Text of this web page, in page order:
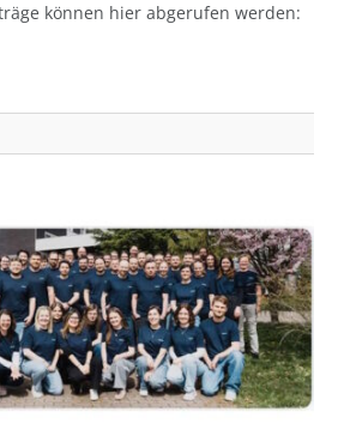
können hier abgerufen werden: